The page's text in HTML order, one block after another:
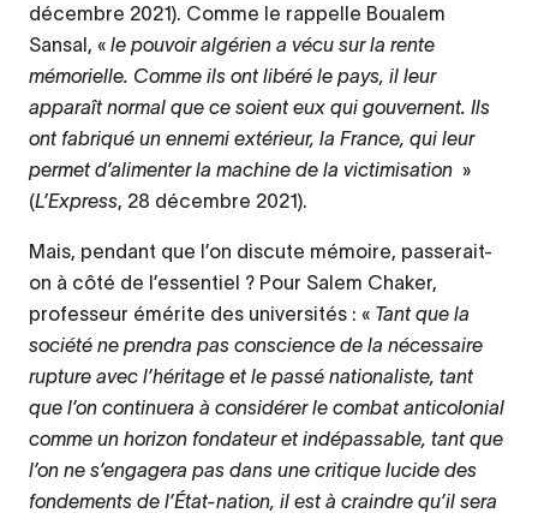
décembre 2021). Comme le rappelle Boualem
Sansal, « le pouvoir algérien a vécu sur la rente
mémorielle. Comme ils ont libéré le pays, il leur
apparaît normal que ce soient eux qui gouvernent. Ils
ont fabriqué un ennemi extérieur, la France, qui leur
permet d’alimenter la machine de la victimisation »
(L’Express, 28 décembre 2021).
Mais, pendant que l’on discute mémoire, passerait-
on à côté de l’essentiel ? Pour Salem Chaker,
professeur émérite des universités : « Tant que la
société ne prendra pas conscience de la nécessaire
rupture avec l’héritage et le passé nationaliste, tant
que l’on continuera à considérer le combat anticolonial
comme un horizon fondateur et indépassable, tant que
l’on ne s’engagera pas dans une critique lucide des
fondements de l’État-nation, il est à craindre qu’il sera